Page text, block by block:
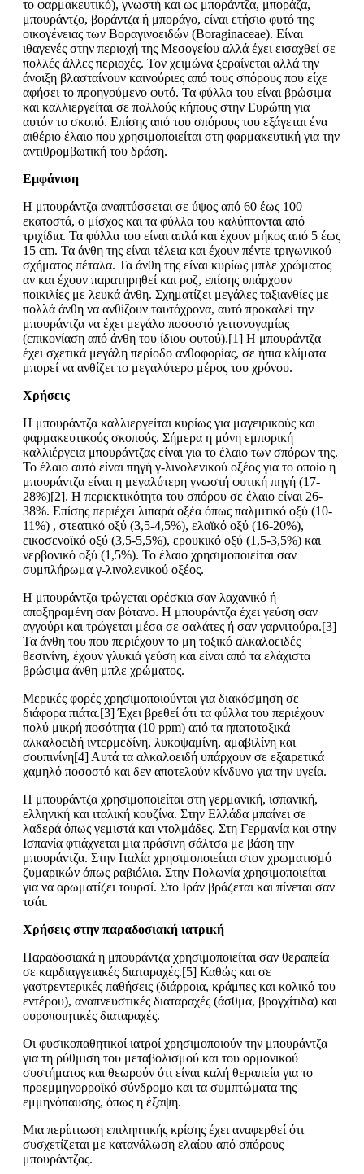
το φαρμακευτικό), γνωστή και ως μποράντζα, μποράζα,
μπουράντζο, βοράντζα ή μποράγο, είναι ετήσιο φυτό της
οικογένειας των Βοραγινοειδών (Boraginaceae). Είναι
ιθαγενές στην περιοχή της Μεσογείου αλλά έχει εισαχθεί σε
πολλές άλλες περιοχές. Τον χειμώνα ξεραίνεται αλλά την
άνοιξη βλασταίνουν καινούριες από τους σπόρους που είχε
αφήσει το προηγούμενο φυτό. Τα φύλλα του είναι βρώσιμα
και καλλιεργείται σε πολλούς κήπους στην Ευρώπη για
αυτόν το σκοπό. Επίσης από του σπόρους του εξάγεται ένα
αιθέριο έλαιο που χρησιμοποιείται στη φαρμακευτική για την
αντιθρομβωτική του δράση.
Εμφάνιση
Η μπουράντζα αναπτύσσεται σε ύψος από 60 έως 100
εκατοστά, ο μίσχος και τα φύλλα του καλύπτονται από
τριχίδια. Τα φύλλα του είναι απλά και έχουν μήκος από 5 έως
15 cm. Τα άνθη της είναι τέλεια και έχουν πέντε τριγωνικού
σχήματος πέταλα. Τα άνθη της είναι κυρίως μπλε χρώματος
αν και έχουν παρατηρηθεί και ροζ, επίσης υπάρχουν
ποικιλίες με λευκά άνθη. Σχηματίζει μεγάλες ταξιανθίες με
πολλά άνθη να ανθίζουν ταυτόχρονα, αυτό προκαλεί την
μπουράντζα να έχει μεγάλο ποσοστό γειτονογαμίας
(επικονίαση από άνθη του ίδιου φυτού).[1] Η μπουράντζα
έχει σχετικά μεγάλη περίοδο ανθοφορίας, σε ήπια κλίματα
μπορεί να ανθίζει το μεγαλύτερο μέρος του χρόνου.
Χρήσεις
Η μπουράντζα καλλιεργείται κυρίως για μαγειρικούς και
φαρμακευτικούς σκοπούς. Σήμερα η μόνη εμπορική
καλλιέργεια μπουράντζας είναι για το έλαιο των σπόρων της.
Το έλαιο αυτό είναι πηγή γ-λινολενικού οξέος για το οποίο η
μπουράντζα είναι η μεγαλύτερη γνωστή φυτική πηγή (17-
28%)[2]. Η περιεκτικότητα του σπόρου σε έλαιο είναι 26-
38%. Επίσης περιέχει λιπαρά οξέα όπως παλμιτικό οξύ (10-
11%) , στεατικό οξύ (3,5-4,5%), ελαϊκό οξύ (16-20%),
εικοσενοϊκό οξύ (3,5-5,5%), ερουκικό οξύ (1,5-3,5%) και
νερβονικό οξύ (1,5%). Το έλαιο χρησιμοποιείται σαν
συμπλήρωμα γ-λινολενικού οξέος.
Η μπουράντζα τρώγεται φρέσκια σαν λαχανικό ή
αποξηραμένη σαν βότανο. Η μπουράντζα έχει γεύση σαν
αγγούρι και τρώγεται μέσα σε σαλάτες ή σαν γαρνιτούρα.[3]
Τα άνθη του που περιέχουν το μη τοξικό αλκαλοειδές
θεσινίνη, έχουν γλυκιά γεύση και είναι από τα ελάχιστα
βρώσιμα άνθη μπλε χρώματος.
Μερικές φορές χρησιμοποιούνται για διακόσμηση σε
διάφορα πιάτα.[3] Έχει βρεθεί ότι τα φύλλα του περιέχουν
πολύ μικρή ποσότητα (10 ppm) από τα ηπατοτοξικά
αλκαλοειδή ιντερμεδίνη, λυκοψαμίνη, αμαβιλίνη και
σουπινίνη[4] Αυτά τα αλκαλοειδή υπάρχουν σε εξαιρετικά
χαμηλό ποσοστό και δεν αποτελούν κίνδυνο για την υγεία.
Η μπουράντζα χρησιμοποιείται στη γερμανική, ισπανική,
ελληνική και ιταλική κουζίνα. Στην Ελλάδα μπαίνει σε
λαδερά όπως γεμιστά και ντολμάδες. Στη Γερμανία και στην
Ισπανία φτιάχνεται μια πράσινη σάλτσα με βάση την
μπουράντζα. Στην Ιταλία χρησιμοποιείται στον χρωματισμό
ζυμαρικών όπως ραβιόλια. Στην Πολωνία χρησιμοποιείται
για να αρωματίζει τουρσί. Στο Ιράν βράζεται και πίνεται σαν
τσάι.
Χρήσεις στην παραδοσιακή ιατρική
Παραδοσιακά η μπουράντζα χρησιμοποιείται σαν θεραπεία
σε καρδιαγγειακές διαταραχές.[5] Καθώς και σε
γαστρεντερικές παθήσεις (διάρροια, κράμπες και κολικό του
εντέρου), αναπνευστικές διαταραχές (άσθμα, βρογχίτιδα) και
ουροποιητικές διαταραχές.
Οι φυσικοπαθητικοί ιατροί χρησιμοποιούν την μπουράντζα
για τη ρύθμιση του μεταβολισμού και του ορμονικού
συστήματος και θεωρούν ότι είναι καλή θεραπεία για το
προεμμηνορροϊκό σύνδρομο και τα συμπτώματα της
εμμηνόπαυσης, όπως η έξαψη.
Μια περίπτωση επιληπτικής κρίσης έχει αναφερθεί ότι
συσχετίζεται με κατανάλωση ελαίου από σπόρους
μπουράντζας.